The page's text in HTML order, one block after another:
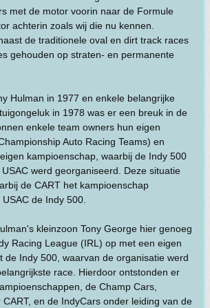
met de motor voorin naar de Formule
achterin zoals wij die nu kennen.
de traditionele oval en dirt track races
gehouden op straten- en permanente
Hulman in 1977 en enkele belangrijke
in 1978 was er een breuk in de
enkele team owners hun eigen
Auto Racing Teams) en
kampioenschap, waarbij de Indy 500
werd georganiseerd. Deze situatie
de CART het kampioenschap
de Indy 500.
kleinzoon Tony George hier genoeg
Racing League (IRL) op met een eigen
de Indy 500, waarvan de organisatie werd
race. Hierdoor ontstonden er
de Champ Cars,
en de IndyCars onder leiding van de